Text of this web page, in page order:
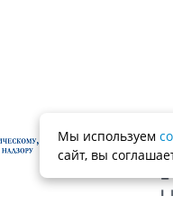
Мы используем
сайт, вы